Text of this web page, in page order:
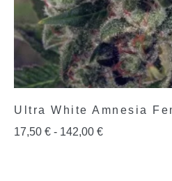
Ultra White Amnesia
17,50 € - 142,00 €